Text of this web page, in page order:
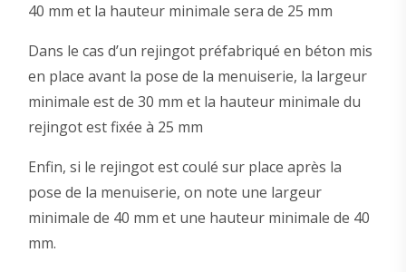
40 mm et la hauteur minimale sera de 25 mm
Dans le cas d’un rejingot préfabriqué en béton mis
en place avant la pose de la menuiserie, la largeur
minimale est de 30 mm et la hauteur minimale du
rejingot est fixée à 25 mm
Enfin, si le rejingot est coulé sur place après la
pose de la menuiserie, on note une largeur
minimale de 40 mm et une hauteur minimale de 40
mm.